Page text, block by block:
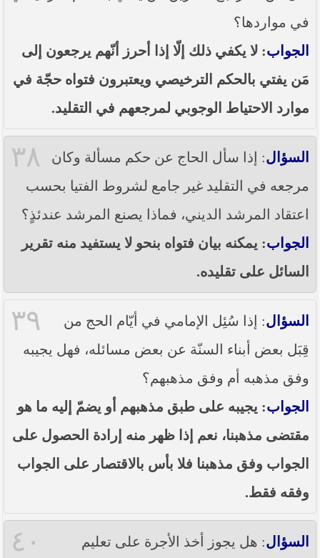
في مواردها؟
الجواب: لا يكفي ذلك إلّا إذا أحرز أنّهم يرجعون إلى
مَن يفتي بالحكم الترخيصي ويعتبرون فتواه حجّة في
موارد الاحتياط الوجوبي لمرجعهم في التقليد.
٣٨ السؤال: إذا سأل الحاج عن حكم مسألة وكان
مرجعه في التقليد غير جامع لشروط الفتيا بحسب
اعتقاد المرشد الديني، فماذا يصنع المرشد عندئذٍ؟
الجواب: يمكنه بيان فتواه بنحو لا يستفيد منه تقرير
السائل على تقليده.
٣٩ السؤال: إذا سُئِل الإمامي في أيّام الحج من
قِبَل بعض أبناء السنّة عن بعض مسائله، فهل يجيبه
وفق مذهبه أم وفق مذهبهم؟
الجواب: يجيبه على طبق مذهبهم أو يضمّ إليه ما هو
مقتضى مذهبنا، نعم إذا ظهر منه إرادة الحصول على
الجواب وفق مذهبنا فلا بأس بالاقتصار على الجواب
وفقه فقط.
٤٠ السؤال: هل يجوز أخذ الأجرة على تعليم